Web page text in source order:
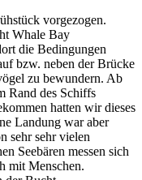
vorgezogen.
Whale Bay
die Bedingungen
bzw. neben der Brücke
zu bewundern. Ab
Rand des Schiffs
hatten wir dieses
Landung war aber
sehr sehr vielen
Seebären messen sich
mit Menschen.